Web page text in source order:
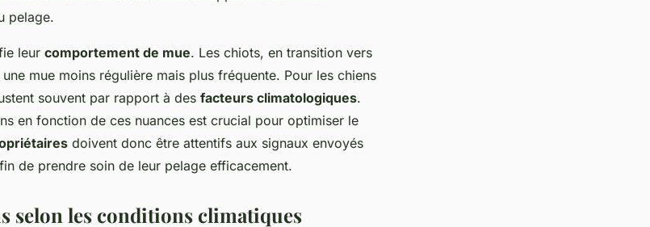
pelage.
leur comportement de mue. Les chiots, en transition vers
mue moins régulière mais plus fréquente. Pour les chiens
souvent par rapport à des facteurs climatologiques.
en fonction de ces nuances est crucial pour optimiser le
doivent donc être attentifs aux signaux envoyés
de prendre soin de leur pelage efficacement.
selon les conditions climatiques